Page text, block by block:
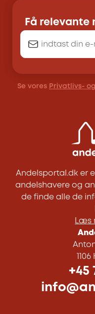
Få relevante
Se vores Privatlivs-
Andelsportal.dk er
andelshavere og
de finde alle de
Læs
+45